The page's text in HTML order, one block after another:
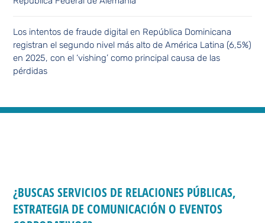
Los intentos de fraude digital en República Dominicana
registran el segundo nivel más alto de América Latina (6,5%)
en 2025, con el ‘vishing’ como principal causa de las
pérdidas
¿BUSCAS SERVICIOS DE RELACIONES PÚBLICAS,
ESTRATEGIA DE COMUNICACIÓN O EVENTOS